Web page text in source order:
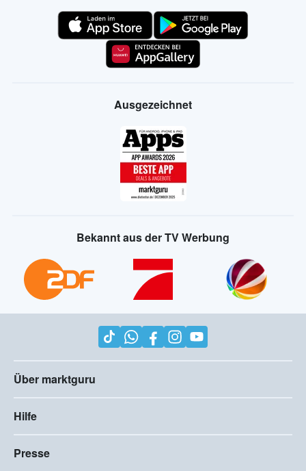
Ausgezeichnet
Bekannt aus der TV Werbung
Über marktguru
Hilfe
Presse